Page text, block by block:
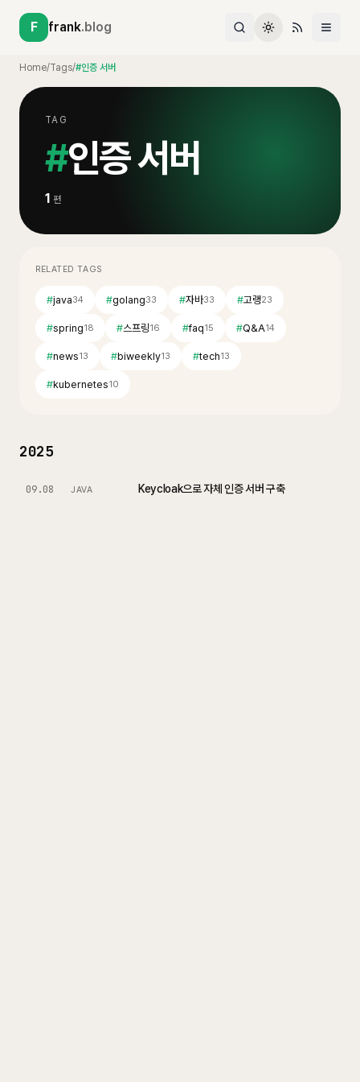
F frank.blog
Home/Tags/#인증 서버
TAG
#인증 서버
1 편
RELATED TAGS
#java34 #golang33 #자바33 #고랭23
#spring18 #스프링16 #faq15 #Q&A14
#news13 #biweekly13 #tech13
#kubernetes10
2025
09.08 JAVA Keycloak으로 자체 인증 서버 구축